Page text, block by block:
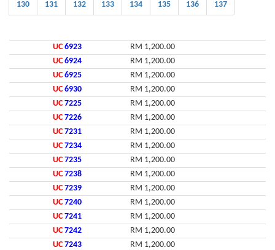
130 131 132 133 134 135 136 137
UC 6923
RM 1,200.00
UC 6924
RM 1,200.00
UC 6925
RM 1,200.00
UC 6930
RM 1,200.00
UC 7225
RM 1,200.00
UC 7226
RM 1,200.00
UC 7231
RM 1,200.00
UC 7234
RM 1,200.00
UC 7235
RM 1,200.00
UC 7238
RM 1,200.00
UC 7239
RM 1,200.00
UC 7240
RM 1,200.00
UC 7241
RM 1,200.00
UC 7242
RM 1,200.00
UC 7243
RM 1,200.00